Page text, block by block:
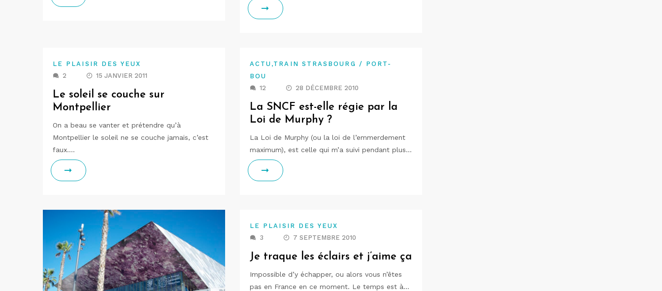
LE PLAISIR DES YEUX
2
15 JANVIER 2011
Le soleil se couche sur
Montpellier
On a beau se vanter et prétendre qu’à
Montpellier le soleil ne se couche jamais, c’est
faux.…
ACTU ,TRAIN STRASBOURG / PORT-
BOU
12
28 DÉCEMBRE 2010
La SNCF est-elle régie par la
Loi de Murphy ?
La Loi de Murphy (ou la loi de l’emmerdement
maximum), est celle qui m’a suivi pendant plus…
LE PLAISIR DES YEUX
3
7 SEPTEMBRE 2010
Je traque les éclairs et j’aime ça
Impossible d’y échapper, ou alors vous n’êtes
pas en France en ce moment. Le temps est à…